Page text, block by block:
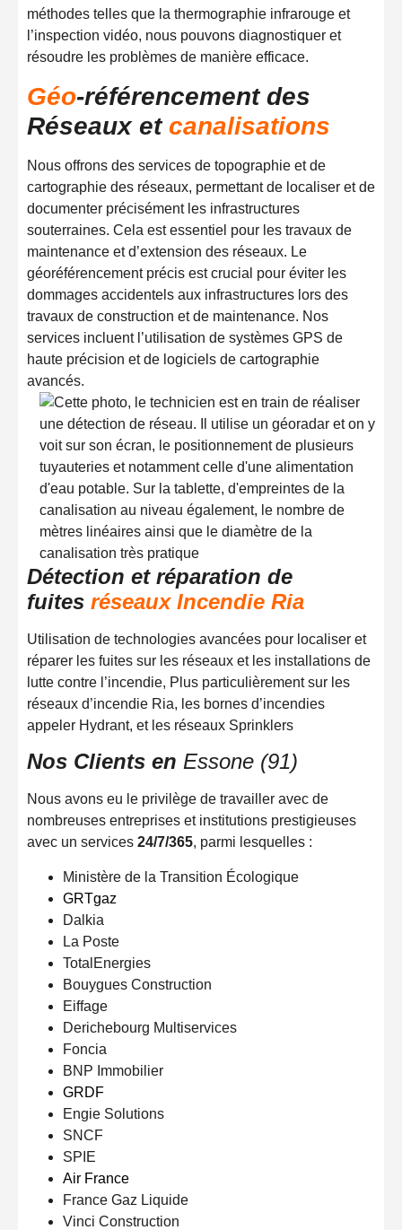
méthodes telles que la thermographie infrarouge et
l’inspection vidéo, nous pouvons diagnostiquer et
résoudre les problèmes de manière efficace.
Géo-référencement des
Réseaux etcanalisations
Nous offrons des services de topographie et de
cartographie des réseaux, permettant de localiser et de
documenter précisément les infrastructures
souterraines. Cela est essentiel pour les travaux de
maintenance et d’extension des réseaux. Le
géoréférencement précis est crucial pour éviter les
dommages accidentels aux infrastructures lors des
travaux de construction et de maintenance. Nos
services incluent l’utilisation de systèmes GPS de
haute précision et de logiciels de cartographie
avancés.
Détection et réparation de
fuites réseaux Incendie Ria
Utilisation de technologies avancées pour localiser et
réparer les fuites sur les réseaux et les installations de
lutte contre l’incendie, Plus particulièrement sur les
réseaux d’incendie Ria, les bornes d’incendies
appeler Hydrant, et les réseaux Sprinklers
Nos Clients en Essone (91)
Nous avons eu le privilège de travailler avec de
nombreuses entreprises et institutions prestigieuses
avec un services 24/7/365, parmi lesquelles :
Ministère de la Transition Écologique
GRTgaz
Dalkia
La Poste
TotalEnergies
Bouygues Construction
Eiffage
Derichebourg Multiservices
Foncia
BNP Immobilier
GRDF
Engie Solutions
SNCF
SPIE
Air France
France Gaz Liquide
Vinci Construction